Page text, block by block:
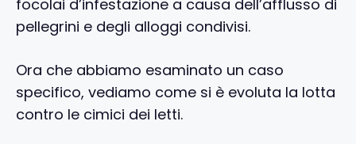
focolai d’infestazione a causa dell’afflusso di
pellegrini e degli alloggi condivisi.
Ora che abbiamo esaminato un caso
specifico, vediamo come si è evoluta la lotta
contro le cimici dei letti.